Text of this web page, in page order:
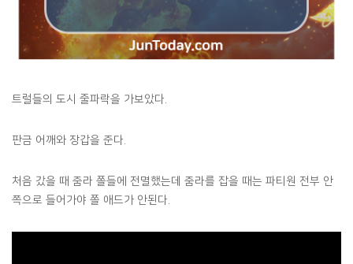
트럴들의 도시 줄파락을 가보았다.
판금 어깨와 장갑을 준다.
처음 갔을 때 줌라 쫄들에 전멸했는데 줌라를 잡을 때는 파티원 전부 안
쪽으로 들어가야 쫄 애드가 안된다.